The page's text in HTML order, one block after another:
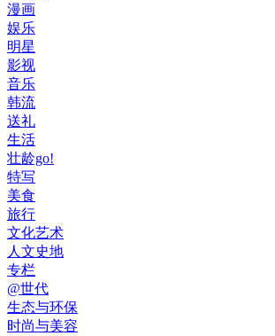
漫画
娱乐
明星
影视
音乐
韩流
送礼
生活
壮龄go!
特写
美食
旅行
文化艺术
人文史地
专栏
@世代
生态与环保
时尚与美容